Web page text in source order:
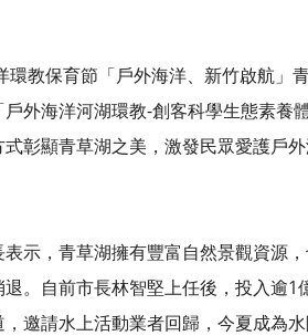
環教保育節「戶外海洋、新竹啟航」
外海洋河湖環教-創客科學生態素養
式彰顯青草湖之美，激發民眾愛護戶
示，青草湖擁有豐富自然景觀資源
。自前市長林智堅上任後，投入逾
邀請水上活動業者回歸，今夏成為水